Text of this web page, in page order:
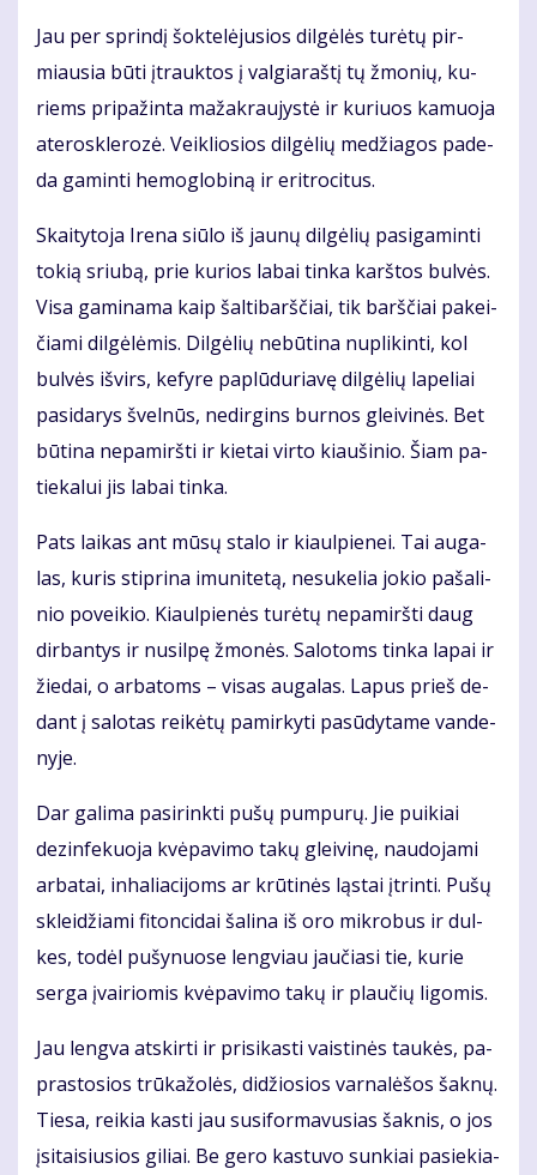
Jau per sprin­dį šok­te­lė­ju­sios dil­gė­lės tu­rė­tų pir­
miau­sia bū­ti įtrauk­tos į val­gia­raš­tį tų žmo­nių, ku­
riems pri­pa­žin­ta ma­ža­krau­jys­tė ir ku­riuos ka­muo­ja
ate­ro­sklerozė. Veik­lio­sios dil­gė­lių me­džia­gos pa­de­
da ga­min­ti he­mog­lo­bi­ną ir erit­ro­ci­tus.
Skai­ty­to­ja Ire­na siū­lo iš jau­nų dil­gė­lių pa­si­ga­min­ti
to­kią sriu­bą, prie ku­rios la­bai tin­ka karš­tos bul­vės.
Vi­sa ga­mi­na­ma kaip šal­ti­barš­čiai, tik barš­čiai pa­kei­
čia­mi dil­gė­lė­mis. Dil­gė­lių ne­bū­ti­na nu­pli­kin­ti, kol
bul­vės iš­virs, ke­fy­re pa­plū­du­ria­vę dil­gė­lių la­pe­liai
pa­si­da­rys švel­nūs, ne­dir­gins bur­nos glei­vi­nės. Bet
bū­ti­na ne­pa­mirš­ti ir kie­tai vir­to kiau­ši­nio. Šiam pa­
tie­ka­lui jis la­bai tin­ka.
Pats lai­kas ant mū­sų sta­lo ir kiaul­pie­nei. Tai au­ga­
las, ku­ris stip­ri­na imu­ni­te­tą, ne­su­ke­lia jo­kio pa­ša­li­
nio po­vei­kio. Kiaul­pie­nės tu­rė­tų ne­pa­mirš­ti daug
dir­ban­tys ir nu­sil­pę žmo­nės. Sa­lo­toms tin­ka la­pai ir
žie­dai, o ar­ba­toms – vi­sas au­ga­las. La­pus prieš de­
dant į sa­lo­tas rei­kė­tų pa­mir­ky­ti pa­sū­dy­ta­me van­de­
ny­je.
Dar ga­li­ma pa­si­rink­ti pu­šų pum­pu­rų. Jie pui­kiai
dez­in­fe­kuo­ja kvė­pa­vi­mo ta­kų glei­vi­nę, nau­do­ja­mi
ar­ba­tai, in­ha­lia­ci­joms ar krū­ti­nės ląs­tai įtrin­ti. Pu­šų
sklei­džia­mi fi­ton­ci­dai ša­li­na iš oro mik­ro­bus ir dul­
kes, to­dėl pu­šy­nuo­se leng­viau jau­čia­si tie, ku­rie
ser­ga įvai­rio­mis kvė­pa­vi­mo ta­kų ir plau­čių li­go­mis.
Jau leng­va at­skir­ti ir pri­si­kas­ti vais­ti­nės tau­kės, pa­
pras­to­sios trū­ka­žo­lės, di­džio­sios var­na­lė­šos šak­nų.
Tie­sa, rei­kia kas­ti jau su­si­for­ma­vu­sias šak­nis, o jos
įsi­tai­siu­sios gi­liai. Be ge­ro kas­tu­vo sun­kiai pa­sie­kia­